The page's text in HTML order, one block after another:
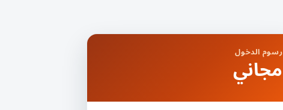
رسوم الدخول
مجاني